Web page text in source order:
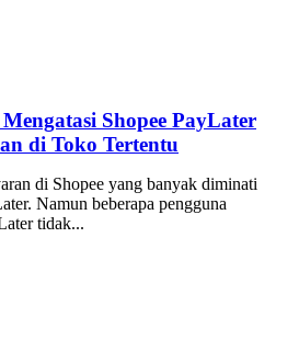
Shopee PayLater
di Toko Tertentu
di Shopee yang banyak diminati
Namun beberapa pengguna
tidak...